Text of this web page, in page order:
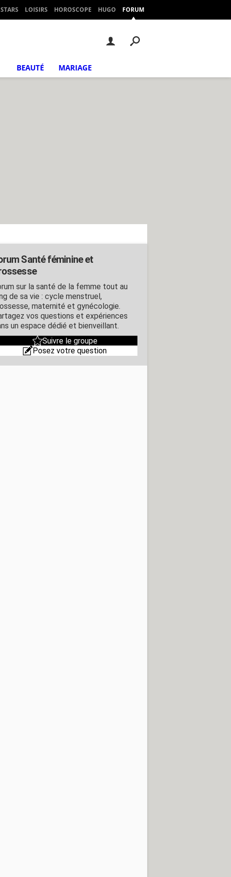
STARS LOISIRS HOROSCOPE HUGO FORUM
BEAUTÉ MARIAGE
Santé féminine et
sur la santé de la femme tout au
de sa vie : cycle menstruel,
maternité et gynécologie.
vos questions et expériences
un espace dédié et bienveillant.
Suivre le groupe
Posez votre question